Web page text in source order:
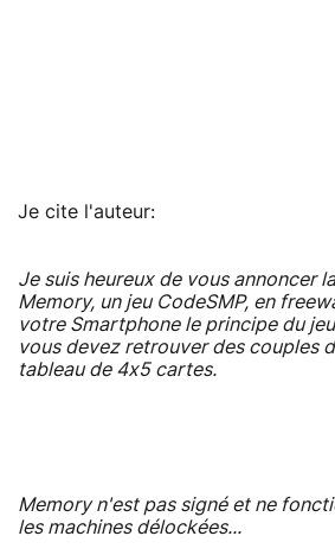
Je cite l'auteur:
Je suis heureux de vous annoncer
Memory, un jeu CodeSMP, en
votre Smartphone le principe du
vous devez retrouver des couples
tableau de 4x5 cartes.
Memory n'est pas signé et ne
les machines délockées...